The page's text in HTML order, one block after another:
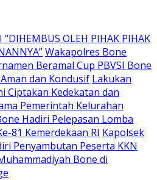
OLEH PIHAK PIHAK
Wakapolres Bone
Beramal Cup PBVSI Bone
dan Kondusif Lakukan
Ciptakan Kedekatan dan
Pemerintah Kelurahan
Hadiri Pelepasan Lomba
81 Kemerdekaan RI Kapolsek
Penyambutan Peserta KKN
Bone di